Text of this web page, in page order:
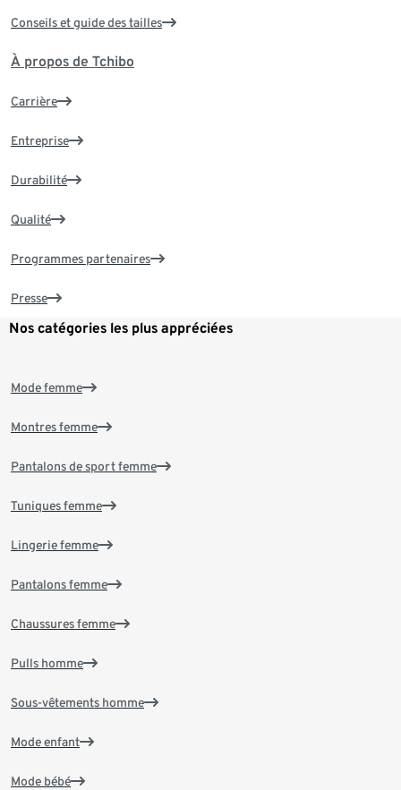
Conseils et guide des tailles
À propos de Tchibo
Carrière
Entreprise
Durabilité
Qualité
Programmes partenaires
Presse
Nos catégories les plus appréciées
Mode femme
Montres femme
Pantalons de sport femme
Tuniques femme
Lingerie femme
Pantalons femme
Chaussures femme
Pulls homme
Sous-vêtements homme
Mode enfant
Mode bébé